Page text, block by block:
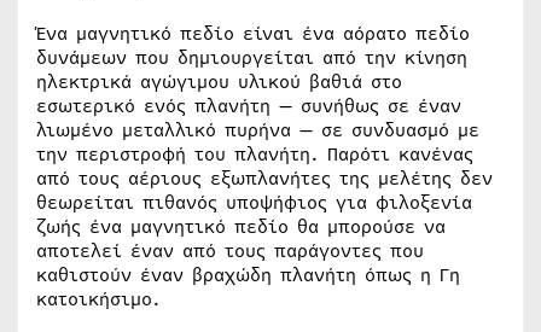
Ένα μαγνητικό πεδίο είναι ένα αόρατο πεδίο
δυνάμεων που δημιουργείται από την κίνηση
ηλεκτρικά αγώγιμου υλικού βαθιά στο
εσωτερικό ενός πλανήτη — συνήθως σε έναν
λιωμένο μεταλλικό πυρήνα — σε συνδυασμό με
την περιστροφή του πλανήτη. Παρότι κανένας
από τους αέριους εξωπλανήτες της μελέτης δεν
θεωρείται πιθανός υποψήφιος για φιλοξενία
ζωής ένα μαγνητικό πεδίο θα μπορούσε να
αποτελεί έναν από τους παράγοντες που
καθιστούν έναν βραχώδη πλανήτη όπως η Γη
κατοικήσιμο.